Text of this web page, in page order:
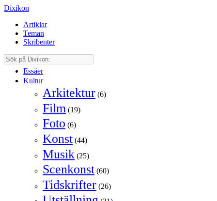
Dixikon
Artiklar
Teman
Skribenter
Essäer
Kultur
Arkitektur (6)
Film (19)
Foto (6)
Konst (44)
Musik (25)
Scenkonst (60)
Tidskrifter (26)